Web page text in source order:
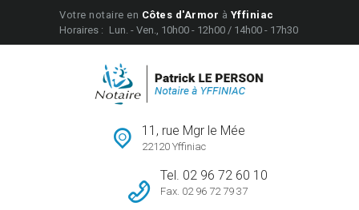
Votre notaire en Côtes d'Armor à Yffiniac
Horaires : Lun. - Ven., 10h00 - 12h00 / 14h00 - 17h30
11, rue Mgr le Mée
22120 Yffiniac
Tel. 02 96 72 60 10
Fax. 02 96 72 79 37
OFFICE NOTARIAL PATRICK LE PERSON
À PROPOS
SERVICES
ANNONCES IMMO
INFOS & CONSEILS
CONTACT